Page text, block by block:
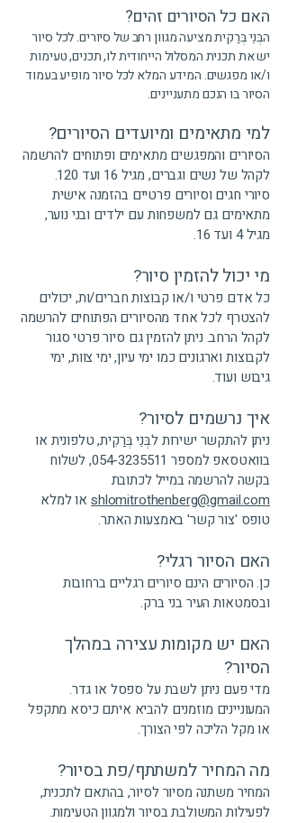
האם כל הסיורים זהים?
הבְּנֵי בְּרַקִית מציעה מגוון רחב של סיורים. לכל סיור
יש את תכנית המסלול הייחודית לו, תכנים, טעימות
ו/או מפגשים. המידע המלא לכל סיור מופיע בעמוד
הסיור בו הנכם מתעניינים.
למי מתאימים ומיועדים הסיורים?
הסיורים והמפגשים מתאימים ופתוחים להרשמה
לקהל של נשים וגברים, מגיל 16 ועד 120.
סיורי חגים וסיורים פרטיים בהזמנה אישית
מתאימים גם למשפחות עם ילדים ובני נוער,
מגיל 4 ועד 16.
מי יכול להזמין סיור?
כל אדם פרטי ו/או קבוצות חברים/ות, יכולים
להצטרף לכל אחד מהסיורים הפתוחים להרשמה
לקהל הרחב. ניתן להזמין גם סיור פרטי סגור
לקבוצות וארגונים כמו ימי עיון, ימי צוות, ימי
גיבוש ועוד.
איך נרשמים לסיור?
ניתן להתקשר ישירות לבְּנֵי בְּרַקִית, טלפונית או
בוואטסאפ למספר 054-3235511, לשלוח
בקשה להרשמה במייל לכתובת
shlomitrothenberg@gmail.comאו למלא
טופס 'צור קשר' באמצעות האתר.
האם הסיור רגלי?
כן. הסיורים הינם סיורים רגליים ברחובות
ובסמטאות העיר בני ברק.
האם יש מקומות עצירה במהלך
הסיור?
מדי פעם ניתן לשבת על ספסל או גדר.
המעוניינים מוזמנים להביא איתם כיסא מתקפל
או מקל הליכה לפי הצורך.
מה המחיר למשתתף/פת בסיור?
המחיר משתנה מסיור לסיור, בהתאם לתכנית,
לפעילות המשולבת בסיור ולמגוון הטעימות.